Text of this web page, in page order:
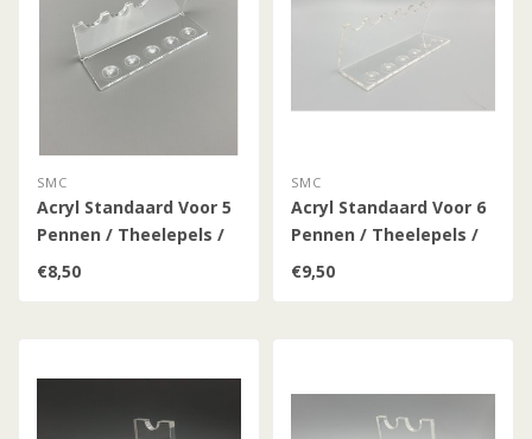
SMC
Acryl Standaard Voor 5
Pennen / Theelepels /
Hulzen (Klein)
€8,50
SMC
Acryl Standaard Voor 6
Pennen / Theelepels /
Hulzen (Klein)
€9,50